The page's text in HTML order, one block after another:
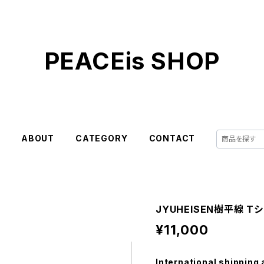
PEACEis SHOP
ABOUT CATEGORY CONTACT
JYUHEISEN樹平線 Tシ
¥11,000
International shipping